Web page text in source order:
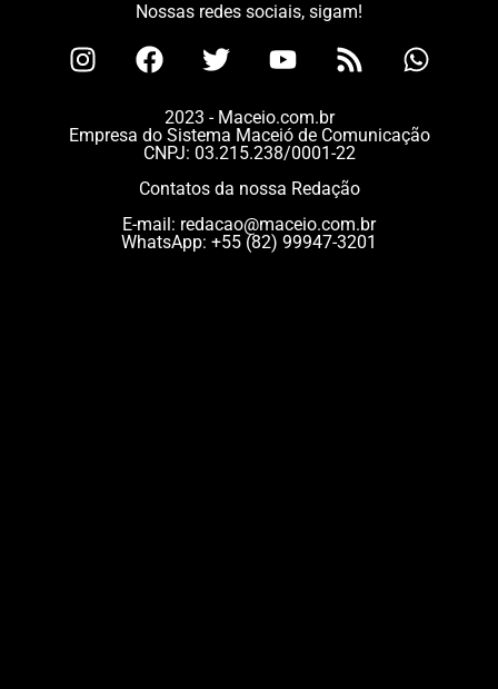
Nossas redes sociais, sigam!
2023 - Maceio.com.br
Empresa do Sistema Maceió de Comunicação
CNPJ: 03.215.238/0001-22
Contatos da nossa Redação
E-mail: redacao@maceio.com.br
WhatsApp: +55 (82) 99947-3201